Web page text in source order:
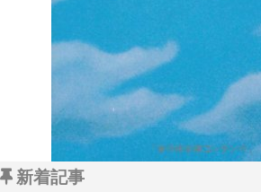
新着記事